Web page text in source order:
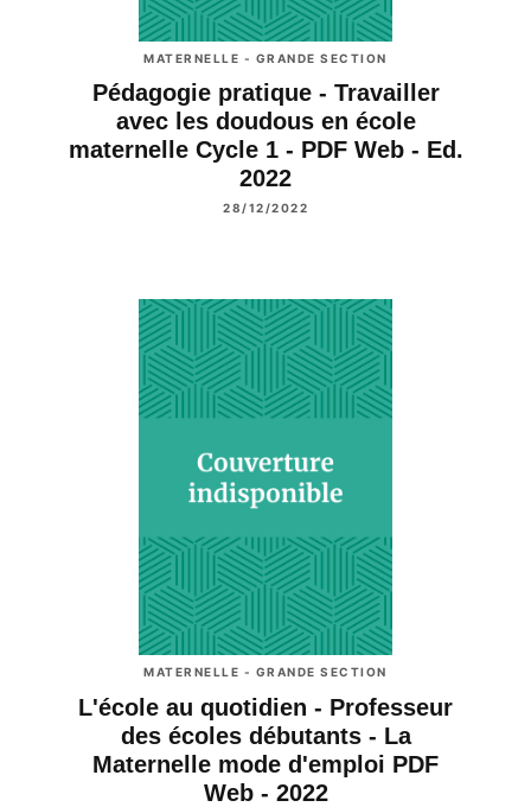
MATERNELLE - GRANDE SECTION
Pédagogie pratique - Travailler
avec les doudous en école
maternelle Cycle 1 - PDF Web - Ed.
2022
28/12/2022
MATERNELLE - GRANDE SECTION
L'école au quotidien - Professeur
des écoles débutants - La
Maternelle mode d'emploi PDF
Web - 2022